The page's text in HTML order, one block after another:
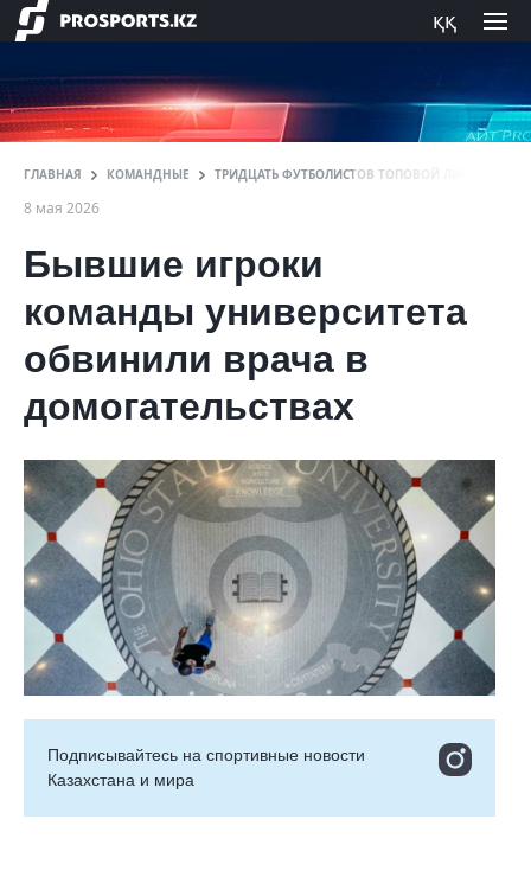
ққ
ГЛАВНАЯ КОМАНДНЫЕ ТРИДЦАТЬ ФУТБОЛИСТОВ ТОПОВОЙ ЛИГИ
8 мая 2026
Бывшие игроки
команды университета
обвинили врача в
домогательствах
Подписывайтесь на cпортивные новости
Казахстана и мира